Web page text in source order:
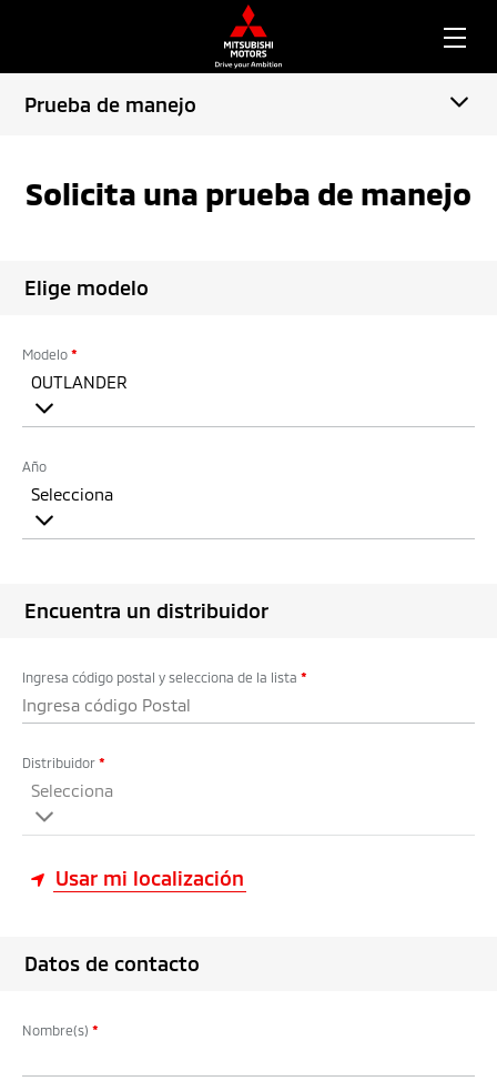
Prueba de manejo
Solicita una prueba de manejo
Elige modelo
Modelo *
OUTLANDER
Año
Selecciona
Encuentra un distribuidor
Ingresa código postal y selecciona de la lista *
Distribuidor *
Selecciona
Usar mi localización
Datos de contacto
Nombre(s) *